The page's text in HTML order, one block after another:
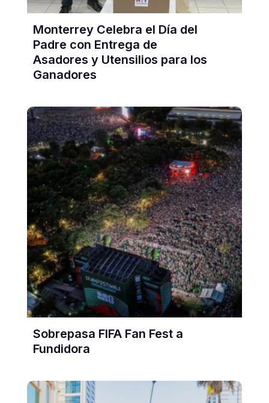
Monterrey Celebra el Día del
Padre con Entrega de
Asadores y Utensilios para los
Ganadores
Sobrepasa FIFA Fan Fest a
Fundidora